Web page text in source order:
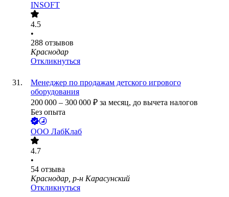
INSOFT
4.5
•
288 отзывов
Краснодар
Откликнуться
Менеджер по продажам детского игрового
оборудования
200 000 – 300 000 ₽ за месяц, до вычета налогов
Без опыта
ООО ЛабКлаб
4.7
•
54 отзыва
Краснодар, р-н Карасунский
Откликнуться